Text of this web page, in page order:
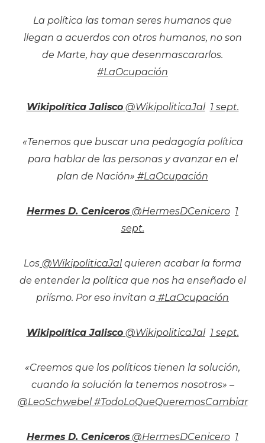
La política las toman seres humanos que
llegan a acuerdos con otros humanos, no son
de Marte, hay que desenmascararlos.
#LaOcupación
Wikipolítica Jalisco‏ @WikipoliticaJal 1 sept.
«Tenemos que buscar una pedagogía política
para hablar de las personas y avanzar en el
plan de Nación» #LaOcupación
Hermes D. Ceniceros ‏ @HermesDCenicero 1
sept.
Los @WikipoliticaJalquieren acabar la forma
de entender la política que nos ha enseñado el
priísmo. Por eso invitan a #LaOcupación
Wikipolítica Jalisco‏ @WikipoliticaJal 1 sept.
«Creemos que los políticos tienen la solución,
cuando la solución la tenemos nosotros» –
@LeoSchwebel#TodoLoQueQueremosCambiar
Hermes D. Ceniceros ‏ @HermesDCenicero 1